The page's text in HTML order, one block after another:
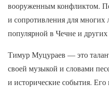
вооруженным конфликтом.
и сопротивления для многих
популярной в Чечне и
Тимур Муцураев — это
своей музыкой и словами
и исторические события.